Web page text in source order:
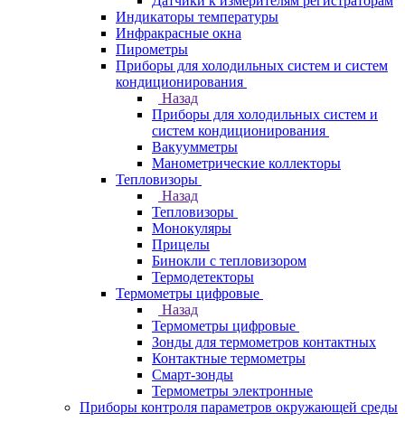
Индикаторы температуры
Инфракрасные окна
Пирометры
Приборы для холодильных систем и систем
кондиционирования
Назад
Приборы для холодильных систем и
систем кондиционирования
Вакуумметры
Манометрические коллекторы
Тепловизоры
Назад
Тепловизоры
Монокуляры
Прицелы
Бинокли с тепловизором
Термодетекторы
Термометры цифровые
Назад
Термометры цифровые
Зонды для термометров контактных
Контактные термометры
Смарт-зонды
Термометры электронные
Приборы контроля параметров окружающей среды